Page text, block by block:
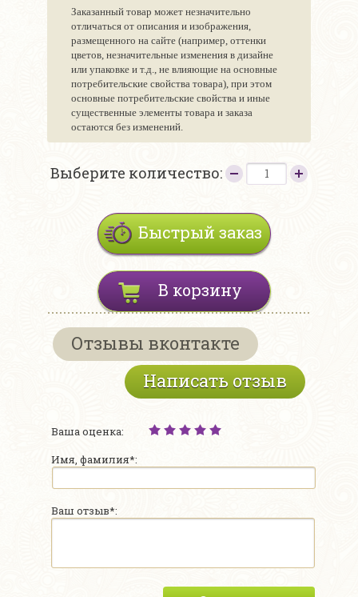
Заказанный товар может незначительно
отличаться от описания и изображения,
размещенного на сайте (например, оттенки
цветов, незначительные изменения в дизайне
или упаковке и т.д., не влияющие на основные
потребительские свойства товара), при этом
основные потребительские свойства и иные
существенные элементы товара и заказа
остаются без изменений.
Выберите количество:
Быстрый заказ
В корзину
Отзывы вконтакте
Написать отзыв
Ваша оценка:
Имя, фамилия*:
Ваш отзыв*: